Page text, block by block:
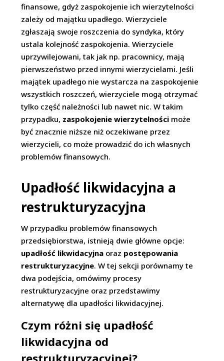
finansowe, gdyż zaspokojenie ich wierzytelności
zależy od majątku upadłego. Wierzyciele
zgłaszają swoje roszczenia do syndyka, który
ustala kolejność zaspokojenia. Wierzyciele
uprzywilejowani, tak jak np. pracownicy, mają
pierwszeństwo przed innymi wierzycielami. Jeśli
majątek upadłego nie wystarcza na zaspokojenie
wszystkich roszczeń, wierzyciele mogą otrzymać
tylko część należności lub nawet nic. W takim
przypadku, zaspokojenie wierzytelności może
być znacznie niższe niż oczekiwane przez
wierzycieli, co może prowadzić do ich własnych
problemów finansowych.
Upadłość likwidacyjna a
restrukturyzacyjna
W przypadku problemów finansowych
przedsiębiorstwa, istnieją dwie główne opcje:
upadłość likwidacyjna oraz postępowania
restrukturyzacyjne. W tej sekcji porównamy te
dwa podejścia, omówimy procesy
restrukturyzacyjne oraz przedstawimy
alternatywę dla upadłości likwidacyjnej.
Czym różni się upadłość
likwidacyjna od
restrukturyzacyjnej?